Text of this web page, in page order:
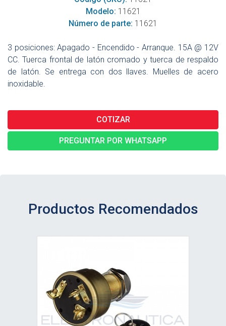
Modelo: 11621
Número de parte: 11621
3 posiciones: Apagado - Encendido - Arranque. 15A @ 12V
CC. Tuerca frontal de latón cromado y tuerca de respaldo
de latón. Se entrega con dos llaves. Muelles de acero
inoxidable.
COTIZAR
PREGUNTAR POR WHATSAPP
Productos Recomendados